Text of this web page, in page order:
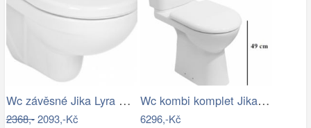
Wc závěsné Jika Lyra Plus zadní odpad…
2368,-2093,-Kč
Wc kombi komplet Jika Deep spodní odpad…
6296,-Kč